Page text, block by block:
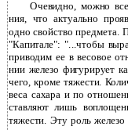
Очевидно, можно
ния, что актуально
одно свойство предмета.
"Капитале": "...чтобы
приводим ее в весовое
нии железо фигурирует
чего, кроме тяжести.
веса сахара и по
ставляют лишь
тяжести. Эту роль